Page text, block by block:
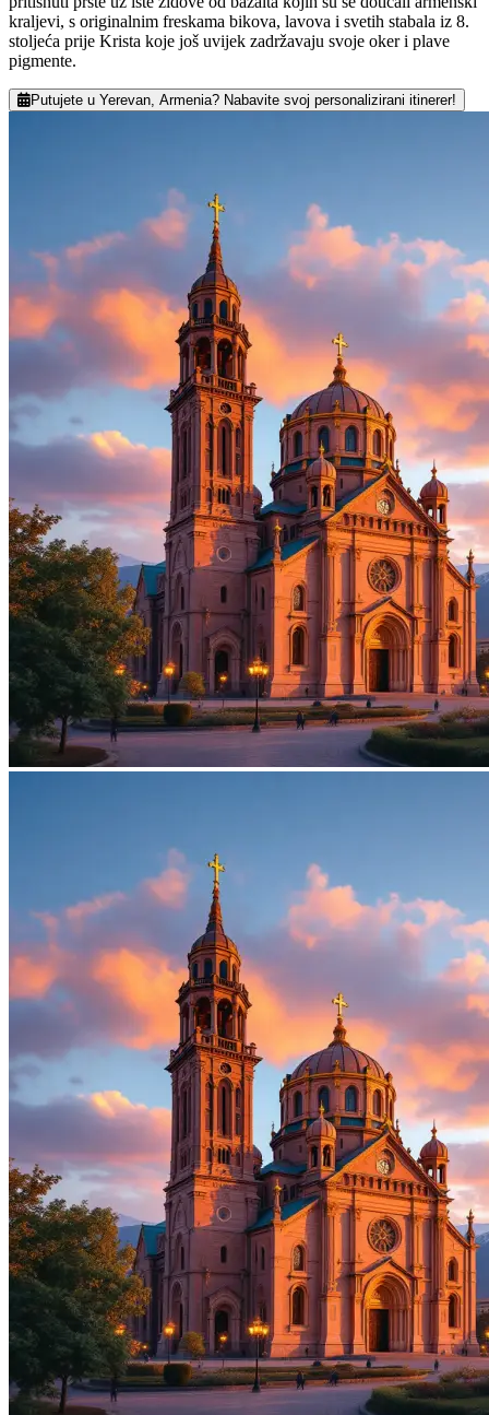
kraljevi, s originalnim freskama bikova, lavova i svetih stabala iz 8.
stoljeća prije Krista koje još uvijek zadržavaju svoje oker i plave
pigmente.
Putujete u Yerevan, Armenia? Nabavite svoj personalizirani itinerer!